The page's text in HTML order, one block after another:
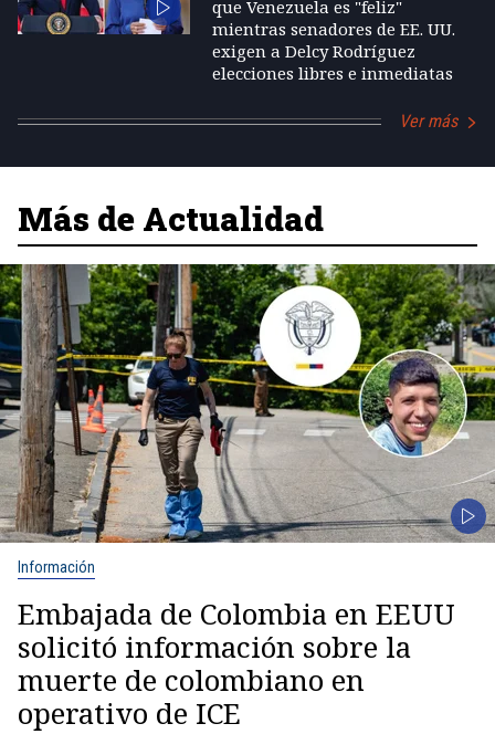
que Venezuela es "feliz"
mientras senadores de EE. UU.
exigen a Delcy Rodríguez
elecciones libres e inmediatas
Ver más
Más de Actualidad
Información
Embajada de Colombia en EEUU
solicitó información sobre la
muerte de colombiano en
operativo de ICE